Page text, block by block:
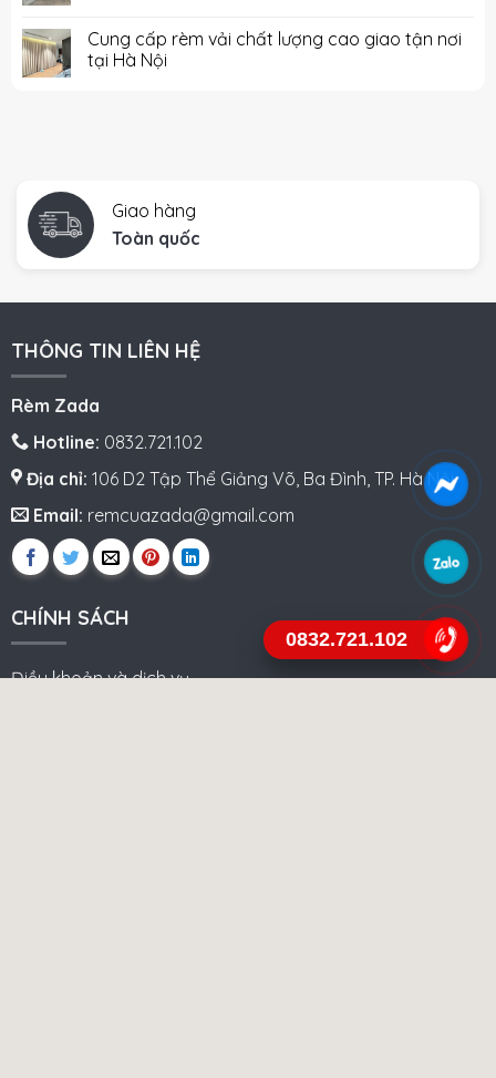
Cung cấp rèm vải chất lượng cao giao tận nơi
tại Hà Nội
Giao hàng
Toàn quốc
THÔNG TIN LIÊN HỆ
Rèm Zada
Hotline: 0832.721.102
Địa chỉ: 106 D2 Tập Thể Giảng Võ, Ba Đình, TP. Hà Nội
Email: remcuazada@gmail.com
CHÍNH SÁCH
Điều khoản và dịch vụ
0832.721.102